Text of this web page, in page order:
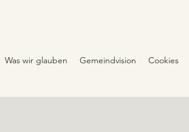
Was wir glauben Gemeindvision Cookies